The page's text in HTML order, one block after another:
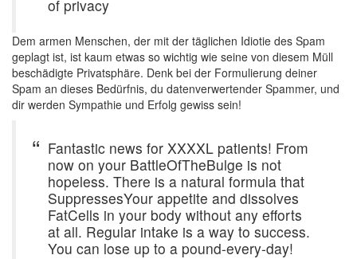
of privacy
Dem armen Menschen, der mit der täglichen Idiotie des Spam
geplagt ist, ist kaum etwas so wichtig wie seine von diesem Müll
beschädigte Privatsphäre. Denk bei der Formulierung deiner
Spam an dieses Bedürfnis, du datenverwertender Spammer, und
dir werden Sympathie und Erfolg gewiss sein!
Fantastic news for XXXXL patients! From
now on your BattleOfTheBulge is not
hopeless. There is a natural formula that
SuppressesYour appetite and dissolves
FatCells in your body without any efforts
at all. Regular intake is a way to success.
You can lose up to a pound-every-day!